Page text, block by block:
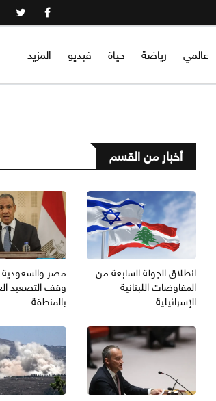
عالمي رياضة حياة فيديو المزيد
أخبار من القسم
انطلاق الجولة السابعة من
المفاوضات اللبنانية
الإسرائيلية
مصر والسعودية
وقف التصعيد
بالمنطقة